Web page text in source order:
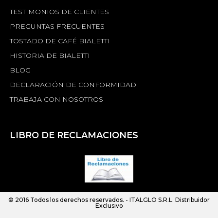
TESTIMONIOS DE CLIENTES
PREGUNTAS FRECUENTES
TOSTADO DE CAFÉ BIALETTI
HISTORIA DE BIALETTI
BLOG
DECLARACIÓN DE CONFORMIDAD
TRABAJA CON NOSOTROS
LIBRO DE RECLAMACIONES
© 2016 Todos los derechos reservados. - ITALGLO S.R.L. Distribuidor
Exclusivo